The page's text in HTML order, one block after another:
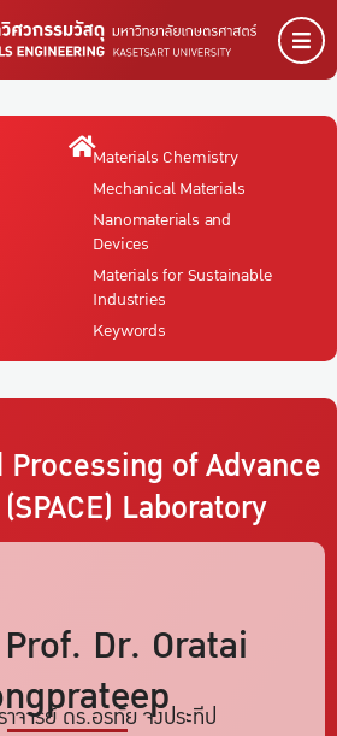
Materials Chemistry
Mechanical Materials
Nanomaterials and
Devices
Materials for Sustainable
Industries
Keywords
of Advance
Laboratory
Dr. Oratai
จารย์ ดร.อรทัย จงประทีป